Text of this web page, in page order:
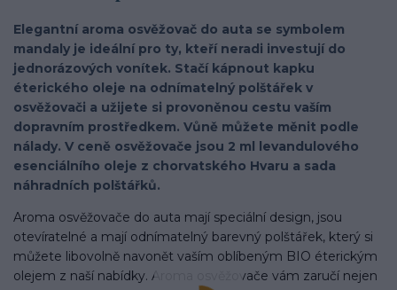
Elegantní aroma osvěžovač do auta se symbolem
mandaly je ideální pro ty, kteří neradi investují do
jednorázových vonítek. Stačí kápnout kapku
éterického oleje na odnímatelný polštářek v
osvěžovači a užijete si provoněnou cestu vaším
dopravním prostředkem. Vůně můžete měnit podle
nálady. V ceně osvěžovače jsou 2 ml levandulového
esenciálního oleje z chorvatského Hvaru a sada
náhradních polštářků.
Aroma osvěžovače do auta mají speciální design, jsou
otevíratelné a mají odnímatelný barevný polštářek, který si
můžete libovolně navonět vaším oblíbeným BIO éterickým
olejem z naší nabídky. Aroma osvěžovače vám zaručí nejen